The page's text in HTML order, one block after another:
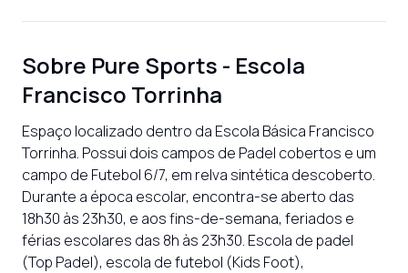
Sobre Pure Sports - Escola
Francisco Torrinha
Espaço localizado dentro da Escola Básica Francisco
Torrinha. Possui dois campos de Padel cobertos e um
campo de Futebol 6/7, em relva sintética descoberto.
Durante a época escolar, encontra-se aberto das
18h30 às 23h30, e aos fins-de-semana, feriados e
férias escolares das 8h às 23h30. Escola de padel
(Top Padel), escola de futebol (Kids Foot),